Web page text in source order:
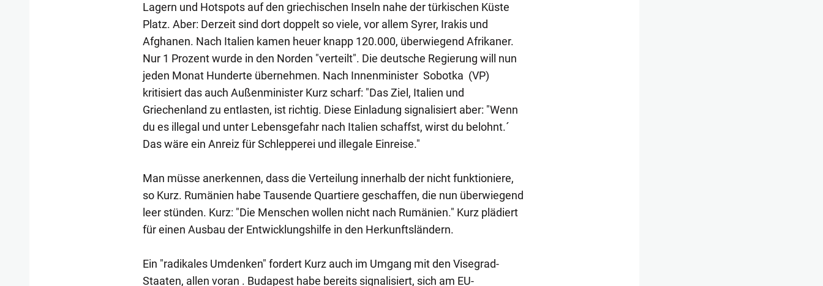
Lagern und Hotspots auf den griechischen Inseln nahe der türkischen Küste
Platz. Aber: Derzeit sind dort doppelt so viele, vor allem Syrer, Irakis und
Afghanen. Nach Italien kamen heuer knapp 120.000, überwiegend Afrikaner.
Nur 1 Prozent wurde in den Norden "verteilt". Die deutsche Regierung will nun
jeden Monat Hunderte übernehmen. Nach Innenminister Sobotka (VP)
kritisiert das auch Außenminister Kurz scharf: "Das Ziel, Italien und
Griechenland zu entlasten, ist richtig. Diese Einladung signalisiert aber: "Wenn
du es illegal und unter Lebensgefahr nach Italien schaffst, wirst du belohnt.´
Das wäre ein Anreiz für Schlepperei und illegale Einreise."
Man müsse anerkennen, dass die Verteilung innerhalb der nicht funktioniere,
so Kurz. Rumänien habe Tausende Quartiere geschaffen, die nun überwiegend
leer stünden. Kurz: "Die Menschen wollen nicht nach Rumänien." Kurz plädiert
für einen Ausbau der Entwicklungshilfe in den Herkunftsländern.
Ein "radikales Umdenken" fordert Kurz auch im Umgang mit den Visegrad-
Staaten, allen voran . Budapest habe bereits signalisiert, sich am EU-